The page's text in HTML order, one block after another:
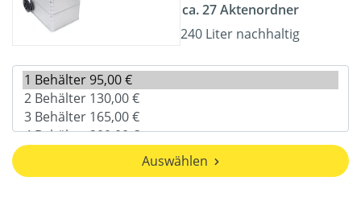
ca. 27 Aktenordner
240 Liter nachhaltig
Auswählen